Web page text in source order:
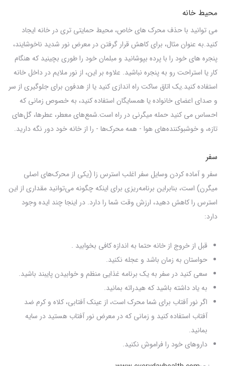
محیط خانه
می توانید با حذف محرک های خاص، محیط حمایتی تری در خانه ایجاد
کنید.به عنوان مثال، برای کاهش قرار گرفتن در معرض نور شدید ناخوشایند،
پنجره های خود را با پرده بپوشانید و مبلمان خود را طوری بچینید که هنگام
کار یا استراحت رو به پنجره نباشید. علاوه بر این، از نور ملایم در داخل خانه
استفاده کنید.یک اتاق ساکت راه اندازی کنید یا از هدفون برای جلوگیری از سر
و صدای اعضای خانواده یا همسایگان استفاده کنید، به خصوص زمانی که
احساس می کنید حمله میگرنی در راه است.شمع‌های معطر، عطرها، گل‌های
تازه، و خوشبوکننده‌های هوا - همه محرک‌ها - را از خانه خود دور نگه دارید.
سفر
سفر و آماده کردن وسایل سفر اغلب استرس زا (یکی از محرک‌های اصلی
میگرن) است، بنابراین برنامه‌ریزی برای اینکه چگونه می‌توانید مقداری از این
استرس را کاهش دهید، ارزش وقت شما را دارد. در اینجا چند ایده وجود
دارد:
قبل از خروج از خانه حتما به اندازه کافی بخوابید .
حواستان به زمان باشد و عجله نکنید.
سعی کنید در سفر به یک برنامه غذایی منظم و خوابیدن پایبند باشید.
به یاد داشته باشید که هیدراته بمانید.
اگر نور آفتاب برای شما محرک است، از عینک آفتابی، کلاه و کرم ضد
آفتاب استفاده کنید و زمانی که در معرض نور آفتاب هستید در سایه
بمانید.
داروهای خود را فراموش نکنید.